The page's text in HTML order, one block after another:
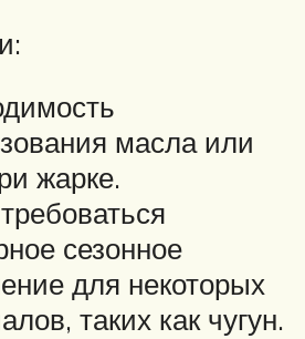
масла или
жарке.
сезонное
для некоторых
таких как чугун.